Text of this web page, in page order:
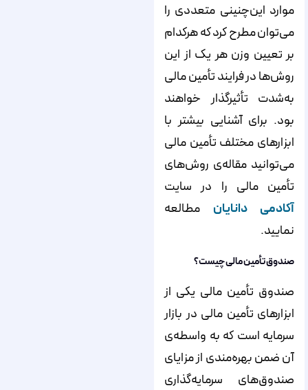
موارد این‌‌‌‌‌‌‌‌‌‌‌‌‌‌‌‌‌‌‌‌‌‌‌‌‌‌‌‌‌‌‌‌‌‌‌‌‌‌‌‌‌‌‌‌‌‌‌‌‌‌‌‌‌‌‌‌‌‌‌‌‌‌‌‌‌‌‌‌‌‌‌‌‌‌‌‌‌چنینی متعددی را
می‌‌‌‌‌‌‌‌‌‌‌‌‌‌‌‌‌‌‌‌‌‌‌‌‌‌‌‌‌‌‌‌‌‌‌‌‌‌‌‌‌‌‌‌‌‌‌‌‌‌‌‌‌‌‌‌‌‌‌‌‌‌‌‌‌‌‌‌‌‌‌‌‌‌‌‌‌توان مطرح کرد که هرکدام
بر تعیین وزن هر یک از این
روش‌‌‌‌‌‌‌‌‌‌‌‌‌‌‌‌‌‌‌‌‌‌‌‌‌‌‌‌‌‌‌‌‌‌‌‌‌‌‌‌‌‌‌‌‌‌‌‌‌‌‌‌‌‌‌‌‌‌‌‌‌‌‌‌‌‌‌‌‌‌‌‌‌‌‌‌‌ها در فرایند تأمین مالی
به‌شدت تأثیرگذار خواهند
بود. برای آشنایی بیشتر با
ابزارهای مختلف تأمین مالی
می‌‌‌‌‌‌‌‌‌‌‌‌‌‌‌‌‌‌‌‌‌‌‌‌‌‌‌‌‌‌‌‌‌‌‌‌‌‌‌‌‌‌‌‌‌‌‌‌‌‌‌‌‌‌‌‌‌‌‌‌‌‌‌‌‌‌‌‌‌‌‌‌‌‌‌‌‌توانید مقاله‌‌‌‌‌‌‌‌‌‌‌‌‌‌‌‌‌‌‌‌‌‌‌‌‌‌‌‌‌‌‌‌‌‌‌‌‌‌‌‌‌‌‌‌‌‌‌‌‌‌‌‌‌‌‌‌‌‌‌‌‌‌‌‌‌‌‌‌‌‌‌‌‌‌‌‌‌ی روش‌‌‌‌‌‌‌‌‌‌‌‌‌‌‌‌‌‌‌‌‌‌‌‌‌‌‌‌‌‌‌‌‌‌‌‌‌‌‌‌‌‌‌‌‌‌‌‌‌‌‌‌‌‌‌‌‌‌‌‌‌‌‌‌‌‌‌‌‌‌‌‌‌‌‌‌‌های
تأمین مالی را در سایت
آکادمی دانایان مطالعه
نمایید.
صندوق تأمین مالی چیست؟
صندوق تأمین مالی یکی از
ابزارهای تأمین مالی در بازار
سرمایه است که به واسطه‌‌‌‌‌‌‌‌‌‌‌‌‌‌‌‌‌‌‌‌‌‌‌‌‌‌‌‌‌‌‌‌‌‌‌‌‌‌‌‌‌‌‌‌‌‌‌‌‌‌‌‌‌‌‌‌‌‌‌‌‌‌‌‌‌‌‌‌‌‌‌‌‌‌‌‌‌ی
آن ضمن بهره‌‌‌‌‌‌‌‌‌‌‌‌‌‌‌‌‌‌‌‌‌‌‌‌‌‌‌‌‌‌‌‌‌‌‌‌‌‌‌‌‌‌‌‌‌‌‌‌‌‌‌‌‌‌‌‌‌‌‌‌‌‌‌‌‌‌‌‌‌‌‌‌‌‌‌‌‌مندی از مزایای
صندوق‌‌‌‌‌‌‌‌‌‌‌‌‌‌‌‌‌‌‌‌‌‌‌‌‌‌‌‌‌‌‌‌‌‌‌‌‌‌‌‌‌‌‌‌‌‌‌‌‌‌‌‌‌‌‌‌‌‌‌‌‌‌‌‌‌‌‌‌‌‌‌‌‌‌‌‌‌های سرمایه‌‌‌‌‌‌‌‌‌‌‌‌‌‌‌‌‌‌‌‌‌‌‌‌‌‌‌‌‌‌‌‌‌‌‌‌‌‌‌‌‌‌‌‌‌‌‌‌‌‌‌‌‌‌‌‌‌‌‌‌‌‌‌‌‌‌‌‌‌‌‌‌‌‌‌‌‌گذاری